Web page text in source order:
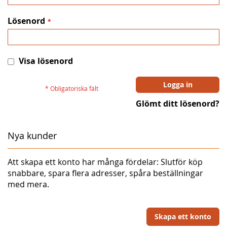
Lösenord
Visa lösenord
Logga in
Glömt ditt lösenord?
Nya kunder
Att skapa ett konto har många fördelar: Slutför köp
snabbare, spara flera adresser, spåra beställningar
med mera.
Skapa ett konto